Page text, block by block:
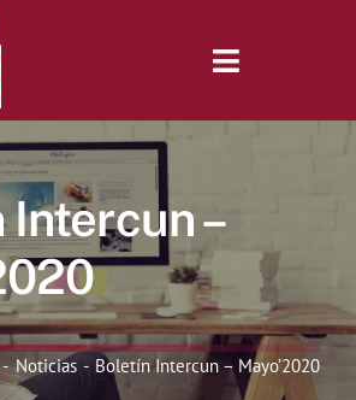
Toggle
–
Noticias Boletín Intercun – Mayo’2020